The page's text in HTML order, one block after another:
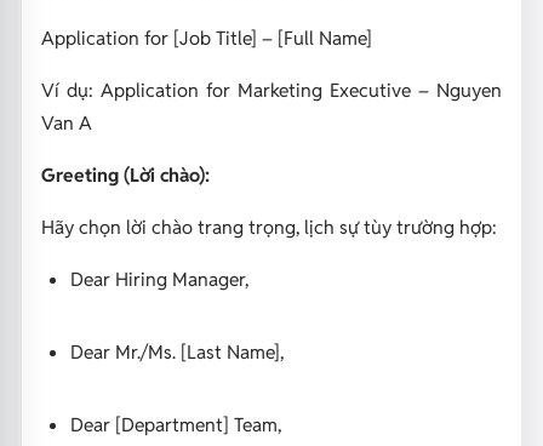
Application for [Job Title] – [Full Name]
Ví dụ: Application for Marketing Executive – Nguyen
Van A
Greeting (Lời chào):
Hãy chọn lời chào trang trọng, lịch sự tùy trường hợp:
Dear Hiring Manager,
Dear Mr./Ms. [Last Name],
Dear [Department] Team,